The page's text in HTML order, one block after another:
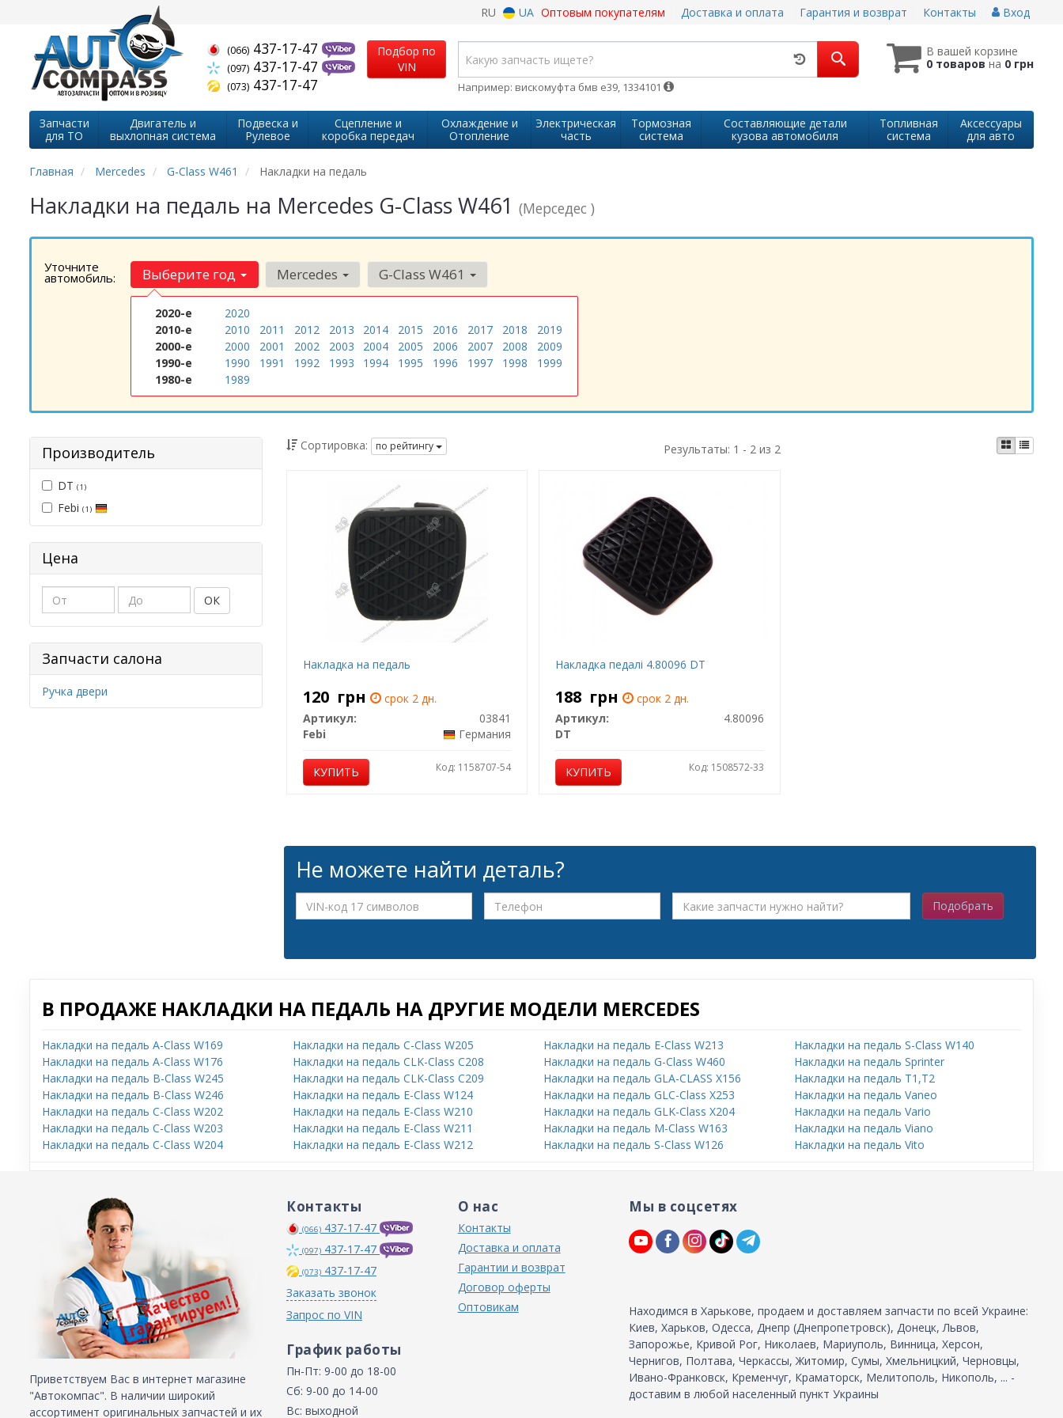
RU UA Оптовым покупателям Доставка и оплата Гарантия и возврат Контакты Вход
(066) 437-17-47
(097) 437-17-47
(073) 437-17-47
Подбор по
VIN
В вашей корзине
0 товаровна 0 грн
Например: вискомуфта бмв е39, 1334101
Запчасти
для ТО
Двигатель и
выхлопная система
Подвеска и
Рулевое
Сцепление и
коробка передач
Охлаждение и
Отопление
Электрическая
часть
Тормозная
система
Составляющие детали
кузова автомобиля
Топливная
система
Аксессуары
для авто
Главная Mercedes G-Class W461 Накладки на педаль
Накладки на педаль на Mercedes G-Class W461 (Мерседес )
Уточните
автомобиль: Выберите год
2020-е
2020
2010-е
2010 2011 2012 2013 2014 2015 2016 2017 2018
2019
2000-е
2000 2001 2002 2003 2004 2005 2006 2007 2008
2009
1990-е
1990 1991 1992 1993 1994 1995 1996 1997 1998
1999
1980-е
1989
Mercedes G-Class W461
Производитель
DT (1)
Febi (1)
Цена
ОК
Запчасти салона
Ручка двери
Сортировка: по рейтингу Результаты: 1 - 2 из 2
Накладка на педаль
120 грн
срок 2 дн.
Артикул:
03841
Febi
Германия
КУПИТЬ Код: 1158707-54
Накладка педалі 4.80096 DT
188 грн
срок 2 дн.
Артикул:
4.80096
DT
КУПИТЬ Код: 1508572-33
Не можете найти деталь?
Подобрать
В ПРОДАЖЕ НАКЛАДКИ НА ПЕДАЛЬ НА ДРУГИЕ МОДЕЛИ MERCEDES
Накладки на педаль A-Class W169
Накладки на педаль A-Class W176
Накладки на педаль B-Class W245
Накладки на педаль B-Class W246
Накладки на педаль C-Class W202
Накладки на педаль C-Class W203
Накладки на педаль C-Class W204
Накладки на педаль C-Class W205
Накладки на педаль CLK-Class C208
Накладки на педаль CLK-Class C209
Накладки на педаль E-Class W124
Накладки на педаль E-Class W210
Накладки на педаль E-Class W211
Накладки на педаль E-Class W212
Накладки на педаль E-Class W213
Накладки на педаль G-Class W460
Накладки на педаль GLA-CLASS X156
Накладки на педаль GLC-Class X253
Накладки на педаль GLK-Class X204
Накладки на педаль M-Class W163
Накладки на педаль S-Class W126
Накладки на педаль S-Class W140
Накладки на педаль Sprinter
Накладки на педаль T1,T2
Накладки на педаль Vaneo
Накладки на педаль Vario
Накладки на педаль Viano
Накладки на педаль Vito
Приветствуем Вас в интернет магазине
"Автокомпас". В наличии широкий
ассортимент оригинальных запчастей и их
Контакты
(066) 437-17-47
(097) 437-17-47
(073) 437-17-47
Заказать звонок
Запрос по VIN
График работы
Пн-Пт: 9-00 до 18-00
Сб: 9-00 до 14-00
Вс: выходной
О нас
Контакты
Доставка и оплата
Гарантии и возврат
Договор оферты
Оптовикам
Мы в соцсетях
Находимся в Харькове, продаем и доставляем запчасти по всей Украине:
Киев, Харьков, Одесса, Днепр (Днепропетровск), Донецк, Львов,
Запорожье, Кривой Рог, Николаев, Мариуполь, Винница, Херсон,
Чернигов, Полтава, Черкассы, Житомир, Сумы, Хмельницкий, Черновцы,
Ивано-Франковск, Кременчуг, Краматорск, Мелитополь, Никополь, ... -
доставим в любой населенный пункт Украины